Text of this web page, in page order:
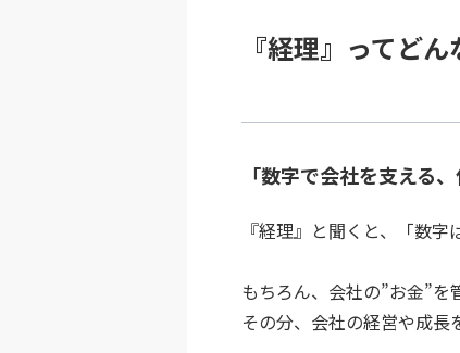
『経理』ってど
「数字で会社を支える
『経理』と聞くと、「数
もちろん、会社の”お金”
その分、会社の経営や成